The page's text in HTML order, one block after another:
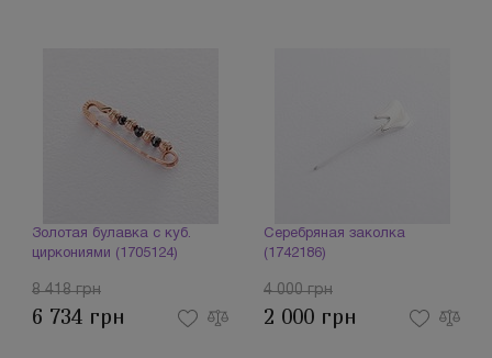
Золотая булавка с куб.
циркониями (1705124)
8 418 грн
6 734 грн
Серебряная заколка
(1742186)
4 000 грн
2 000 грн